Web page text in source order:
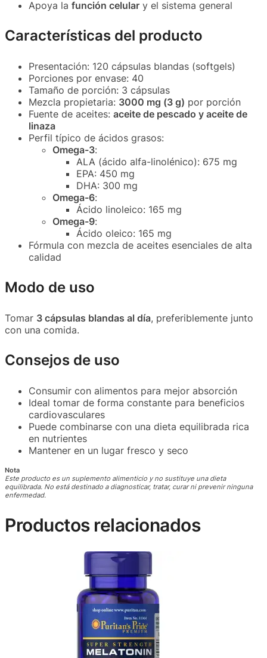
Apoya la función celular y el sistema general
Características del producto
Presentación: 120 cápsulas blandas (softgels)
Porciones por envase: 40
Tamaño de porción: 3 cápsulas
Mezcla propietaria: 3000 mg (3 g) por porción
Fuente de aceites: aceite de pescado y aceite de
linaza
Perfil típico de ácidos grasos:
Omega-3:
ALA (ácido alfa-linolénico): 675 mg
EPA: 450 mg
DHA: 300 mg
Omega-6:
Ácido linoleico: 165 mg
Omega-9:
Ácido oleico: 165 mg
Fórmula con mezcla de aceites esenciales de alta
calidad
Modo de uso
Tomar 3 cápsulas blandas al día, preferiblemente junto
con una comida.
Consejos de uso
Consumir con alimentos para mejor absorción
Ideal tomar de forma constante para beneficios
cardiovasculares
Puede combinarse con una dieta equilibrada rica
en nutrientes
Mantener en un lugar fresco y seco
Nota
Este producto es un suplemento alimenticio y no sustituye una dieta
equilibrada. No está destinado a diagnosticar, tratar, curar ni prevenir ninguna
enfermedad.
Productos relacionados